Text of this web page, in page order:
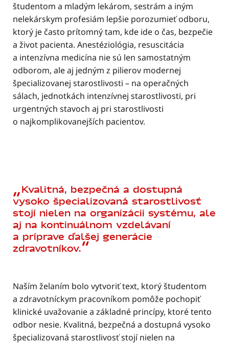
študentom a mladým lekárom, sestrám a iným
nelekárskym profesiám lepšie porozumieť odboru,
ktorý je často prítomný tam, kde ide o čas, bezpečie
a život pacienta. Anestéziológia, resuscitácia
a intenzívna medicína nie sú len samostatným
odborom, ale aj jedným z pilierov modernej
špecializovanej starostlivosti – na operačných
sálach, jednotkách intenzívnej starostlivosti, pri
urgentných stavoch aj pri starostlivosti
o najkomplikovanejších pacientov.
Kvalitná, bezpečná a dostupná
vysoko špecializovaná starostlivosť
stojí nielen na organizácii systému, ale
aj na kontinuálnom vzdelávaní
a príprave ďalšej generácie
zdravotníkov.
Naším želaním bolo vytvoriť text, ktorý študentom
a zdravotníckym pracovníkom pomôže pochopiť
klinické uvažovanie a základné princípy, ktoré tento
odbor nesie. Kvalitná, bezpečná a dostupná vysoko
špecializovaná starostlivosť stojí nielen na